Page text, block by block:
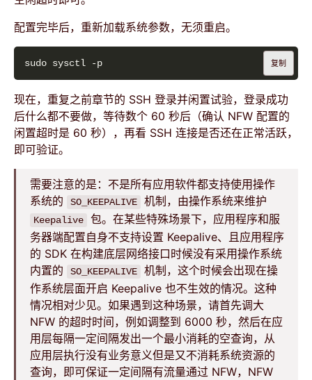
配置完毕后，重新加载系统参数，无须重启。
复制
现在，重复之前章节的 SSH 登录并闲置试验，登录成功
后什么都不要做，等待数个 60 秒后（确认 NFW 配置的
闲置超时是 60 秒），再看 SSH 连接是否还在正常活跃，
即可验证。
需要注意的是：不是所有应用软件都支持使用操作
系统的
SO_KEEPALIVE 机制，由操作系统来维护
Keepalive
包。在某些特殊场景下，应用程序和服
务器端配置自身不支持设置 Keepalive、且应用程序
的 SDK 在构建底层网络接口时候没有采用操作系统
内置的
SO_KEEPALIVE
机制，这个时候会出现在操
作系统层面开启 Keepalive 也不生效的情况。这种
情况相对少见。如果遇到这种场景，请首先调大
NFW 的超时时间，例如调整到 6000 秒，然后在应
用层每隔一定间隔发出一个最小消耗的空查询，从
应用层执行没有业务意义但是又不消耗系统资源的
查询，即可保证一定间隔有流量通过 NFW，NFW